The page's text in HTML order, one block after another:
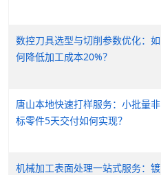
数控刀具选型与切削参数优化：如
何降低加工成本20%？
唐山本地快速打样服务：小批量非
标零件5天交付如何实现？
机械加工表面处理一站式服务：镀